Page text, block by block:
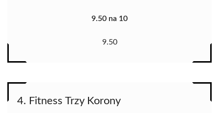
9.50 na 10
9.50
4. Fitness Trzy Korony